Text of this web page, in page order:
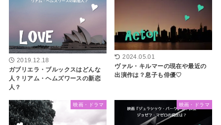
2019.12.18
ガブリエラ・ブルックスはどんな
人？リアム・ヘムズワースの新恋
人？
2024.05.01
ヴァル・キルマーの現在や最近の
出演作は？息子も俳優♡
映画・ドラマ 映画・ドラマ